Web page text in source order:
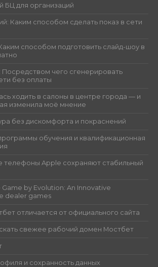
БЦ для организаций
Каким способом сделать показ в сети
способом подготовить слайд-шоу в
Посредством чего сгенерировать
без оплаты
ходить в салоны в центре города — и
изменила моё мнение
без дискомфорта и покраснений
обучения и квалификационная
телефоны Apple сохраняют стабильный
by Evolution: An Innovative
dealer games
отличается от официального сайта
свежее рабочий домен Мостбет
и сохранность данных